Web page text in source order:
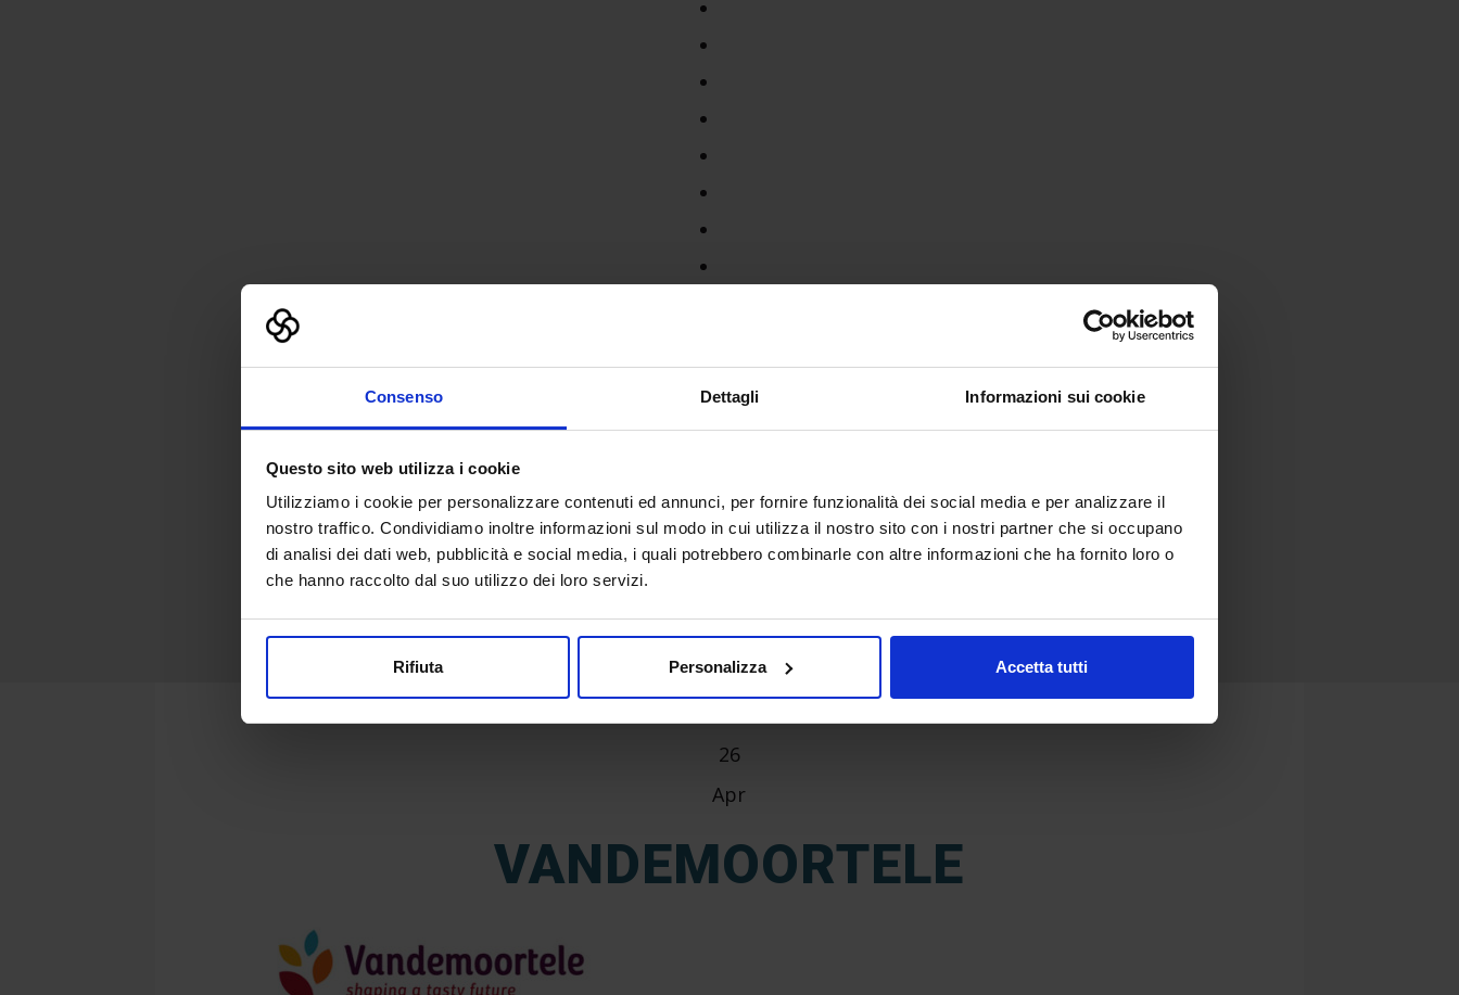
Consenso Dettagli Informazioni sui cookie
Questo sito web utilizza i cookie
Utilizziamo i cookie per personalizzare contenuti ed annunci, per fornire funzionalità dei social media e per analizzare il
nostro traffico. Condividiamo inoltre informazioni sul modo in cui utilizza il nostro sito con i nostri partner che si occupano
di analisi dei dati web, pubblicità e social media, i quali potrebbero combinarle con altre informazioni che ha fornito loro o
che hanno raccolto dal suo utilizzo dei loro servizi.
Rifiuta Personalizza Accetta tutti
26
Apr
VANDEMOORTELE